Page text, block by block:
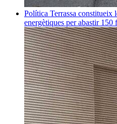
Política Terrassa constitueix
energètiques per abastir 150